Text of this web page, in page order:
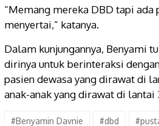
“Memang mereka DBD tapi ada
menyertai,” katanya.
Dalam kunjungannya, Benyami
dirinya untuk berinteraksi
pasien dewasa yang dirawat di
anak-anak yang dirawat di lantai
#Benyamin Davnie #dbd